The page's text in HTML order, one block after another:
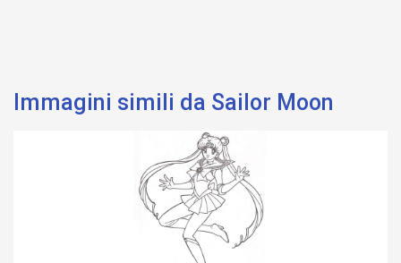
Immagini simili da Sailor Moon